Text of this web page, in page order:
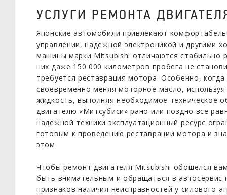
УСЛУГИ РЕМОНТА
Японские автомобили привлекают
управлении, надежной электроникой и другими
машины марки Mitsubishi отличаются стабильно
них даже 150 000 километров пробега не
требуется реставрация мотора. Особенно,
своевременно меняя моторное масло,
жидкость, выполняя необходимое техническое
двигателю «Митсубиси» рано или поздно все
надежной техники эксплуатационный ресурс
готовым к проведению реставрации мотора и
этом.
Чтобы ремонт двигателя Mitsubishi обошелся
быть внимательным и обращаться в автосервис
признаков наличия неисправностей у силового